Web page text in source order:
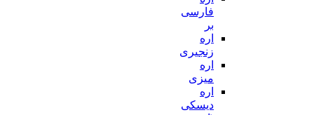
فارسی
زنجیری
دیسکی